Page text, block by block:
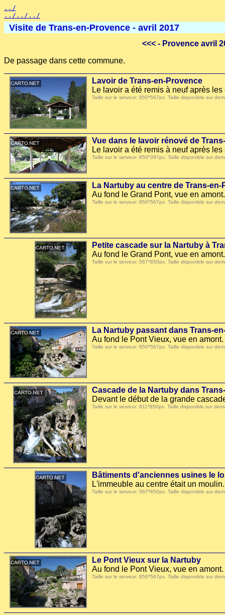
../
../../../
Visite de Trans-en-Provence - avril 2017
<<< - Provence avril
De passage dans cette commune.
Lavoir de Trans-en-Provence
Le lavoir a été remis à neuf après
Taille sur le serveur: 850*567px. Taille disponible sur
Vue dans le lavoir rénové de
Le lavoir a été remis à neuf après
Taille sur le serveur: 850*397px. Taille disponible sur
La Nartuby au centre de Trans-en-
Au fond le Grand Pont, vue en amont.
Taille sur le serveur: 850*567px. Taille disponible sur
Petite cascade sur la Nartuby à
Au fond le Grand Pont, vue en amont.
Taille sur le serveur: 567*850px. Taille disponible sur
La Nartuby passant dans Trans-
Au fond le Pont Vieux, vue en
Taille sur le serveur: 850*567px. Taille disponible sur
Cascade de la Nartuby dans
Devant le début de la grande
Taille sur le serveur: 811*850px. Taille disponible sur
Bâtiments d'anciennes usines le
L'immeuble au centre était un moulin.
Taille sur le serveur: 567*850px. Taille disponible sur
Le Pont Vieux sur la Nartuby
Au fond le Pont Vieux, vue en amont.
Taille sur le serveur: 850*567px. Taille disponible sur